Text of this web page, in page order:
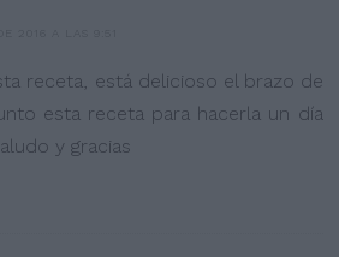
receta, está delicioso el brazo de
esta receta para hacerla un día
y gracias